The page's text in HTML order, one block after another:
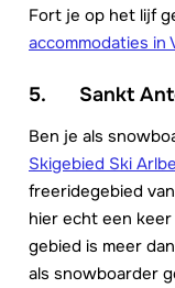
Fort je op het lijf
accommodaties in
5. Sankt
Ben je als
Skigebied Ski
freeridegebied
hier echt een
gebied is meer
als snowboarder